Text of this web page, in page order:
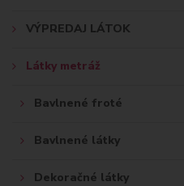
VÝPREDAJ LÁTOK
Látky metráž
Bavlnené froté
Bavlnené látky
Dekoračné látky